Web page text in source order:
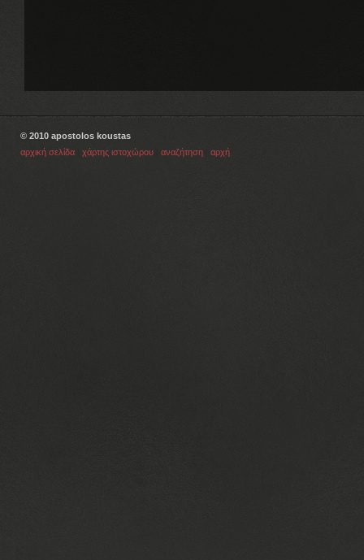
© 2010 apostolos koustas
αρχική σελίδα
χάρτης ιστοχώρου αναζήτηση αρχή